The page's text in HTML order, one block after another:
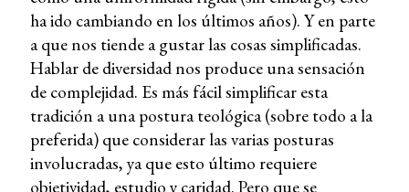
ha ido cambiando en los últimos años). Y en parte
a que nos tiende a gustar las cosas simplificadas.
Hablar de diversidad nos produce una sensación
de complejidad. Es más fácil simplificar esta
tradición a una postura teológica (sobre todo a la
preferida) que considerar las varias posturas
involucradas, ya que esto último requiere
objetividad, estudio y caridad. Pero que se